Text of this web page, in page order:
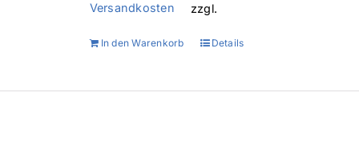
zzgl.
Versandkosten
In den Warenkorb Details